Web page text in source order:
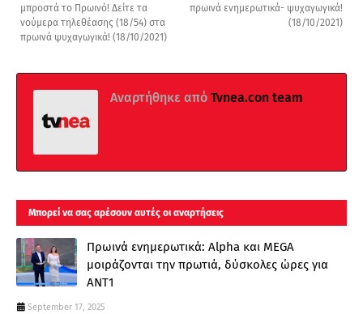
πρωινά ενημερωτικά- ψυχαγωγικά!
(18/10/2021)
μπροστά το Πρωινό! Δείτε τα
νούμερα τηλεθέασης (18/54) στα
πρωινά ψυχαγωγικά! (18/10/2021)
Αναρτήθηκε από Tvnea.con team
Μπορεί να σας αρέσουν αυτές οι αναρτήσεις
Πρωινά ενημερωτικά: Alpha και MEGA
μοιράζονται την πρωτιά, δύσκολες ώρες για
ΑΝΤ1
September 17, 2025